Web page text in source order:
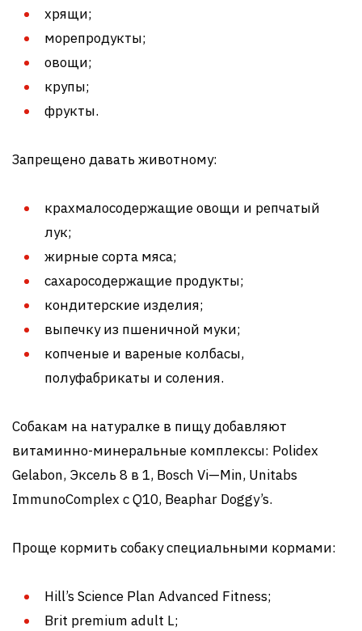
хрящи;
морепродукты;
овощи;
крупы;
фрукты.
Запрещено давать животному:
крахмалосодержащие овощи и репчатый
лук;
жирные сорта мяса;
сахаросодержащие продукты;
кондитерские изделия;
выпечку из пшеничной муки;
копченые и вареные колбасы,
полуфабрикаты и соления.
Собакам на натуралке в пищу добавляют
витаминно-минеральные комплексы: Polidex
Gelabon, Эксель 8 в 1, Bosch Vi—Min, Unitabs
ImmunoComplex с Q10, Beaphar Doggy’s.
Проще кормить собаку специальными кормами:
Hill’s Science Plan Advanced Fitness;
Brit premium adult L;